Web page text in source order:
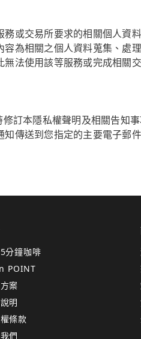
務或交易所要求的相關個人資
容為相關之個人資料蒐集、處
無法使用該等服務或完成相關
訂本隱私權聲明及相關告知
知傳送到您指定的主要電子郵
分鐘咖啡
POINT
案
明
條款
們